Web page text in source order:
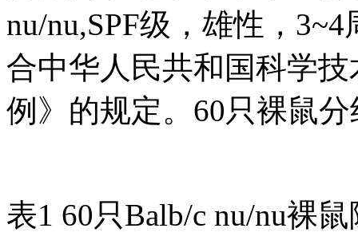
nu/nu,SPF级，雄性，
合中华人民共和国科学
例》的规定。60只裸鼠
表1 60只Balb/c nu/nu裸